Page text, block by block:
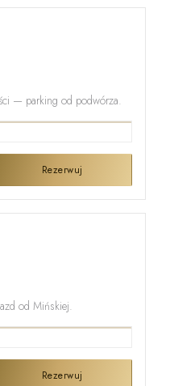
— parking od podwórza.
ŻELAZNA
Rezerwuj
od Mińskiej.
Rezerwuj